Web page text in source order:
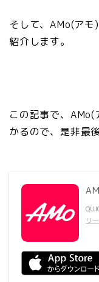
そして、AMo(ア
紹介します。
この記事で、
かるので、是非最
リ